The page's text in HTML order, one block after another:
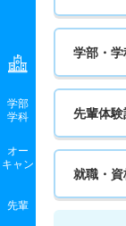
学部
学科
オー
キャン
先輩
学部・学
先輩体験
就職・資